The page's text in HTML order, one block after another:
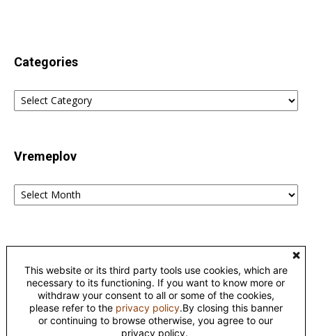
Categories
Categories
Vremeplov
Vremeplov
Kontakt
Privacy
©
This work is licensed under aCreative Commons Attribution-
This website or its third party tools use cookies, which are
necessary to its functioning. If you want to know more or
withdraw your consent to all or some of the cookies,
please refer to the privacy policy.By closing this banner
or continuing to browse otherwise, you agree to our
privacy policy.